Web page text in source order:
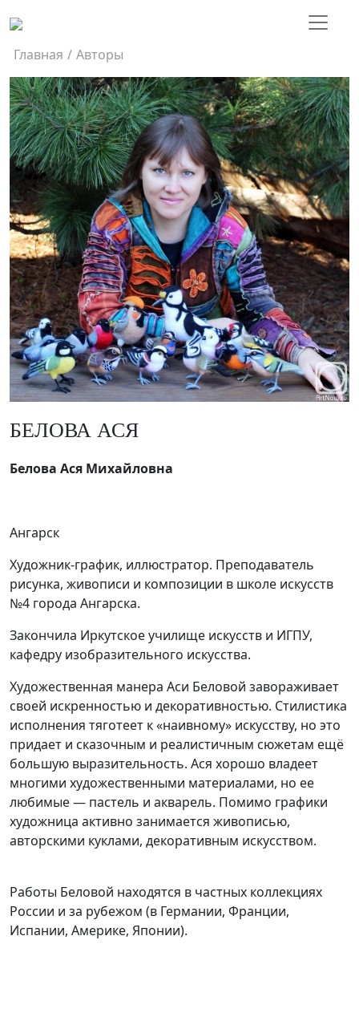
Главная / Авторы
БЕЛОВА АСЯ
Белова Ася Михайловна
Ангарск
Художник-график, иллюстратор. Преподаватель
рисунка, живописи и композиции в школе искусств
№4 города Ангарска.
Закончила Иркутское училище искусств и ИГПУ,
кафедру изобразительного искусства.
Художественная манера Аси Беловой завораживает
своей искренностью и декоративностью. Стилистика
исполнения тяготеет к «наивному» искусству, но это
придает и сказочным и реалистичным сюжетам ещё
большую выразительность. Ася хорошо владеет
многими художественными материалами, но ее
любимые — пастель и акварель. Помимо графики
художница активно занимается живописью,
авторскими куклами, декоративным искусством.
Работы Беловой находятся в частных коллекциях
России и за рубежом (в Германии, Франции,
Испании, Америке, Японии).